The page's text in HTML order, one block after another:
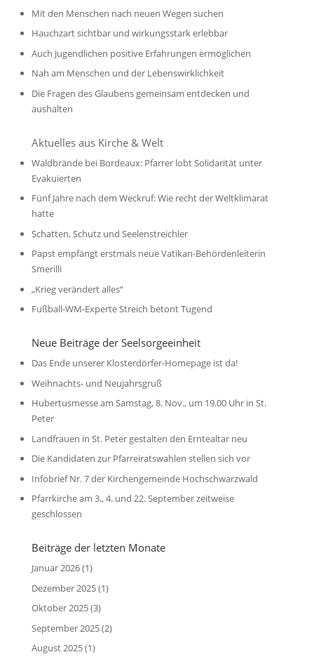
Mit den Menschen nach neuen Wegen suchen
Hauchzart sichtbar und wirkungsstark erlebbar
Auch Jugendlichen positive Erfahrungen ermöglichen
Nah am Menschen und der Lebenswirklichkeit
Die Fragen des Glaubens gemeinsam entdecken und
aushalten
Aktuelles aus Kirche & Welt
Waldbrände bei Bordeaux: Pfarrer lobt Solidarität unter
Evakuierten
Fünf Jahre nach dem Weckruf: Wie recht der Weltklimarat
hatte
Schatten, Schutz und Seelenstreichler
Papst empfängt erstmals neue Vatikan-Behördenleiterin
Smerilli
„Krieg verändert alles“
Fußball-WM-Experte Streich betont Tugend
Neue Beiträge der Seelsorgeeinheit
Das Ende unserer Klosterdörfer-Homepage ist da!
Weihnachts- und Neujahrsgruß
Hubertusmesse am Samstag, 8. Nov., um 19.00 Uhr in St.
Peter
Landfrauen in St. Peter gestalten den Erntealtar neu
Die Kandidaten zur Pfarreiratswahlen stellen sich vor
Infobrief Nr. 7 der Kirchengemeinde Hochschwarzwald
Pfarrkirche am 3., 4. und 22. September zeitweise
geschlossen
Beiträge der letzten Monate
Januar 2026(1)
Dezember 2025(1)
Oktober 2025(3)
September 2025(2)
August 2025(1)